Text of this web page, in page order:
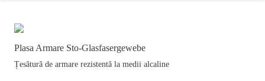
Plasa Armare Sto-Glasfasergewebe
Țesătură de armare rezistentă la medii alcaline